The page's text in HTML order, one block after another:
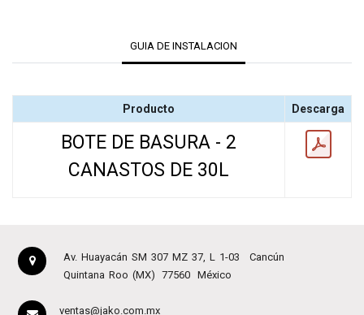
GUIA DE INSTALACION
Producto Descarga
BOTE DE BASURA - 2
CANASTOS DE 30L
Av. Huayacán SM 307 MZ 37, L 1-03
Cancún
Quintana Roo (MX)
77560 México
ventas@jako.com.mx